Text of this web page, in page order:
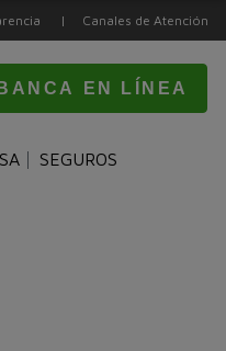
| Canales de Atención
BANCA EN LÍNEA
SEGUROS